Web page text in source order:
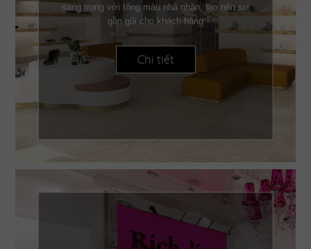
sang trọng với tông màu nhã nhặn, tạo nên sự
gần gũi cho khách hàng
Chi tiết